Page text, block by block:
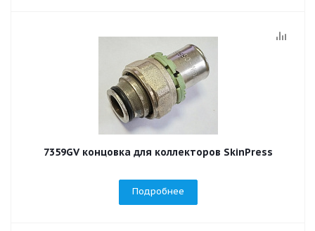
7359GV концовка для коллекторов SkinPress
Подробнее